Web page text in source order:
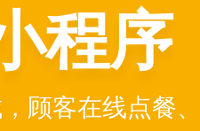
程序
顾客在线点餐